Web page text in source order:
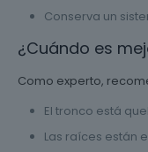
Conserva un
¿Cuándo es
Como experto,
El tronco está
Las raíces están